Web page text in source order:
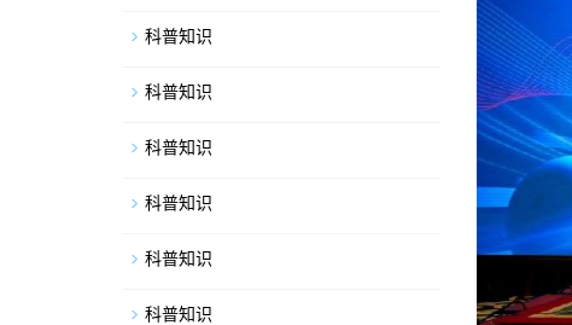
科普知识
科普知识
科普知识
科普知识
科普知识
科普知识